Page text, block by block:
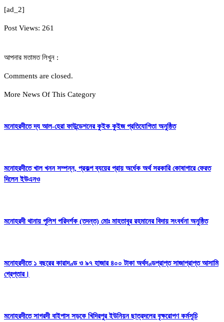
[ad_2]
Post Views: 261
আপনার মতামত লিখুন :
Comments are closed.
More News Of This Category
মনোহরদীতে দ্য আল-হেরা ফাউন্ডেশনের কুইক কুইজ প্রতিযোগিতা অনুষ্ঠিত
মনোহরদীতে খাল খনন সম্পন্ন, প্রকল্প ব্যয়ের প্রায় অর্ধেক অর্থ সরকারি কোষাগারে ফেরত
দিলেন ইউএনও
মনোহরদী থানায় পুলিশ পরিদর্শক (তদন্ত) মোঃ মাহতাবুর রহমানের বিদায় সংবর্ধনা অনুষ্ঠিত
মনোহরদীতে ১ বছরের কারাদণ্ড ও ৯৭ হাজার ৪০০ টাকা অর্থদণ্ডপ্রাপ্ত সাজাপ্রাপ্ত আসামি
গ্রেপ্তার।
মনোহরদীতে সাগরদী বাইপাস সড়কে খিদিরপুর ইউনিয়ন ছাত্রদলের বৃক্ষরোপণ কর্মসূচি